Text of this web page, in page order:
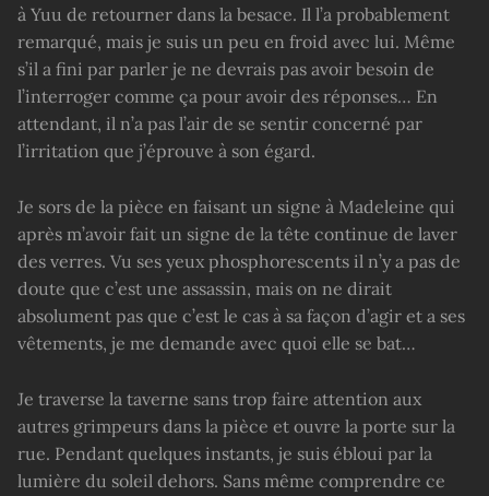
à Yuu de retourner dans la besace. Il l’a probablement
remarqué, mais je suis un peu en froid avec lui. Même
s’il a fini par parler je ne devrais pas avoir besoin de
l’interroger comme ça pour avoir des réponses… En
attendant, il n’a pas l’air de se sentir concerné par
l’irritation que j’éprouve à son égard.
Je sors de la pièce en faisant un signe à Madeleine qui
après m’avoir fait un signe de la tête continue de laver
des verres. Vu ses yeux phosphorescents il n’y a pas de
doute que c’est une assassin, mais on ne dirait
absolument pas que c’est le cas à sa façon d’agir et a ses
vêtements, je me demande avec quoi elle se bat…
Je traverse la taverne sans trop faire attention aux
autres grimpeurs dans la pièce et ouvre la porte sur la
rue. Pendant quelques instants, je suis ébloui par la
lumière du soleil dehors. Sans même comprendre ce